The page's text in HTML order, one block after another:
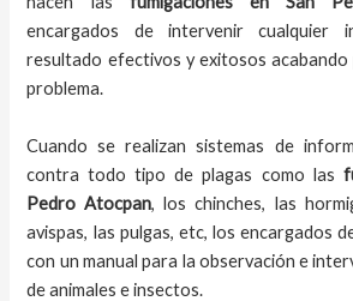
encargados de intervenir
resultado efectivos y exitosos
problema.
Cuando se realizan sistemas de
contra todo tipo de plagas como las
Pedro Atocpan, los chinches, las
avispas, las pulgas, etc, los encargados
con un manual para la observación e
de animales e insectos.